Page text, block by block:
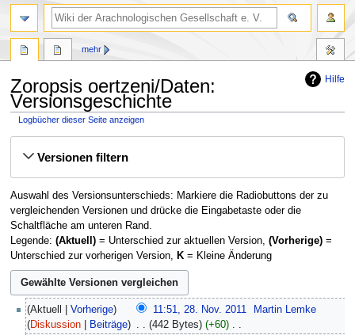
Hilfe
Zoropsis oertzeni/Daten:
Versionsgeschichte
Logbücher dieser Seite anzeigen
Navigation
SucheVersionen filtern
Auswahl des Versionsunterschieds: Markiere die Radiobuttons der zu
vergleichenden Versionen und drücke die Eingabetaste oder die
Schaltfläche am unteren Rand.
Legende: (Aktuell)= Unterschied zur aktuellen Version, (Vorherige)=
Unterschied zur vorherigen Version, K= Kleine Änderung
November
Aktuell Vorherige 11:51, 28. Nov. 2011
Martin Lemke
Diskussion
Beiträge 442 Bytes +60 ‎
mehr